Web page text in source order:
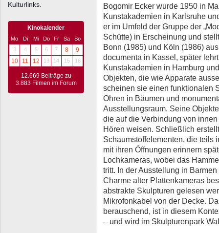
Kulturlinks.
Kinokalender
Mo Di Mi Do Fr Sa
So
3
4 5 6 7 8
9
10
11 12 13 14 15 16
12.669 Beiträge zu
3.883 Filmen im Forum
Bogomir Ecker wurde 1950 in
Kunstakademien in Karlsruhe
er im Umfeld der Gruppe der
Schütte) in Erscheinung und
Bonn (1985) und Köln (1986)
documenta in Kassel, später
Kunstakademien in Hamburg
Objekten, die wie Apparate
scheinen sie einen funktionalen
Ohren in Bäumen und
Ausstellungsraum. Seine
die auf die Verbindung von
Hören weisen. Schließlich
Schaumstoffelementen, die teils
mit ihren Öffnungen erinnern
Lochkameras, wobei das
tritt. In der Ausstellung in
Charme alter Plattenkameras
abstrakte Skulpturen gelesen
Mikrofonkabel von der Decke.
berauschend, ist in diesem
– und wird im Skulpturenpark